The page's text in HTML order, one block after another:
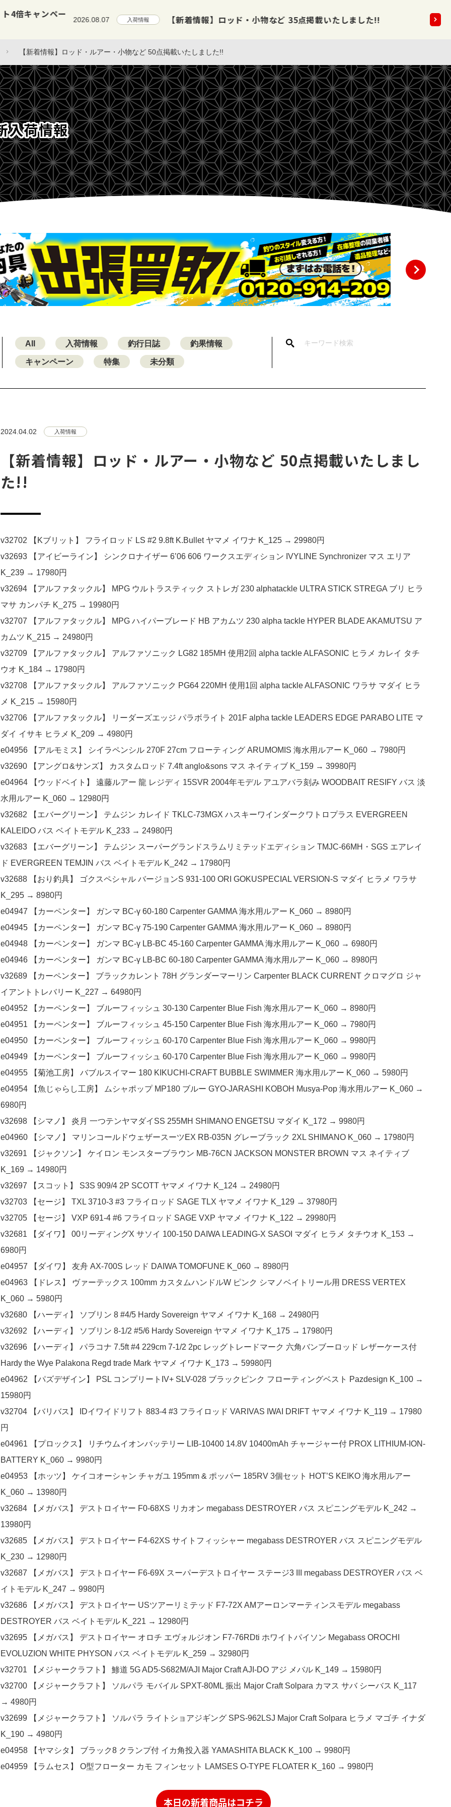
2026.08.07 入荷情報 【新着情報】ロッド・小物など 35点掲載いたしました!!
【新着情報】ロッド・ルアー・小物など 50点掲載いたしました!!
入荷情報
All 入荷情報 釣行日誌 釣果情報
キャンペーン 特集 未分類
2024.04.02 入荷情報
【新着情報】ロッド・ルアー・小物など 50点掲載いたしまし
た!!
v32702 【Kブリット】 フライロッド LS #2 9.8ft K.Bullet ヤマメ イワナ K_125 → 29980円
v32693 【アイビーライン】 シンクロナイザー 6’06 606 ワークスエディション IVYLINE Synchronizer マス エリア
K_239 → 17980円
v32694 【アルファタックル】 MPG ウルトラスティック ストレガ 230 alphatackle ULTRA STICK STREGA ブリ ヒラ
マサ カンパチ K_275 → 19980円
v32707 【アルファタックル】 MPG ハイパーブレード HB アカムツ 230 alpha tackle HYPER BLADE AKAMUTSU ア
カムツ K_215 → 24980円
v32709 【アルファタックル】 アルファソニック LG82 185MH 使用2回 alpha tackle ALFASONIC ヒラメ カレイ タチ
ウオ K_184 → 17980円
v32708 【アルファタックル】 アルファソニック PG64 220MH 使用1回 alpha tackle ALFASONIC ワラサ マダイ ヒラ
メ K_215 → 15980円
v32706 【アルファタックル】 リーダーズエッジ パラボライト 201F alpha tackle LEADERS EDGE PARABO LITE マ
ダイ イサキ ヒラメ K_209 → 4980円
e04956 【アルモミス】 シイラペンシル 270F 27cm フローティング ARUMOMIS 海水用ルアー K_060 → 7980円
v32690 【アングロ&サンズ】 カスタムロッド 7.4ft anglo&sons マス ネイティブ K_159 → 39980円
e04964 【ウッドベイト】 遠藤ルアー 龍 レジディ 15SVR 2004年モデル アユアバラ刻み WOODBAIT RESIFY バス 淡
水用ルアー K_060 → 12980円
v32682 【エバーグリーン】 テムジン カレイド TKLC-73MGX ハスキーワインダークワトロプラス EVERGREEN
KALEIDO バス ベイトモデル K_233 → 24980円
v32683 【エバーグリーン】 テムジン スーパーグランドスラムリミテッドエディション TMJC-66MH・SGS エアレイ
ド EVERGREEN TEMJIN バス ベイトモデル K_242 → 17980円
v32688 【おり釣具】 ゴクスペシャル バージョンS 931-100 ORI GOKUSPECIAL VERSION-S マダイ ヒラメ ワラサ
K_295 → 8980円
e04947 【カーペンター】 ガンマ BC-γ 60-180 Carpenter GAMMA 海水用ルアー K_060 → 8980円
e04945 【カーペンター】 ガンマ BC-γ 75-190 Carpenter GAMMA 海水用ルアー K_060 → 8980円
e04948 【カーペンター】 ガンマ BC-γ LB-BC 45-160 Carpenter GAMMA 海水用ルアー K_060 → 6980円
e04946 【カーペンター】 ガンマ BC-γ LB-BC 60-180 Carpenter GAMMA 海水用ルアー K_060 → 8980円
v32689 【カーペンター】 ブラックカレント 78H グランダーマーリン Carpenter BLACK CURRENT クロマグロ ジャ
イアントトレバリー K_227 → 64980円
e04952 【カーペンター】 ブルーフィッシュ 30-130 Carpenter Blue Fish 海水用ルアー K_060 → 8980円
e04951 【カーペンター】 ブルーフィッシュ 45-150 Carpenter Blue Fish 海水用ルアー K_060 → 7980円
e04950 【カーペンター】 ブルーフィッシュ 60-170 Carpenter Blue Fish 海水用ルアー K_060 → 9980円
e04949 【カーペンター】 ブルーフィッシュ 60-170 Carpenter Blue Fish 海水用ルアー K_060 → 9980円
e04955 【菊池工房】 バブルスイマー 180 KIKUCHI-CRAFT BUBBLE SWIMMER 海水用ルアー K_060 → 5980円
e04954 【魚じゃらし工房】 ムシャポップ MP180 ブルー GYO-JARASHI KOBOH Musya-Pop 海水用ルアー K_060 →
6980円
v32698 【シマノ】 炎月 一つテンヤマダイSS 255MH SHIMANO ENGETSU マダイ K_172 → 9980円
e04960 【シマノ】 マリンコールドウェザースーツEX RB-035N グレーブラック 2XL SHIMANO K_060 → 17980円
v32691 【ジャクソン】 ケイロン モンスターブラウン MB-76CN JACKSON MONSTER BROWN マス ネイティブ
K_169 → 14980円
v32697 【スコット】 S3S 909/4 2P SCOTT ヤマメ イワナ K_124 → 24980円
v32703 【セージ】 TXL 3710-3 #3 フライロッド SAGE TLX ヤマメ イワナ K_129 → 37980円
v32705 【セージ】 VXP 691-4 #6 フライロッド SAGE VXP ヤマメ イワナ K_122 → 29980円
v32681 【ダイワ】 00リーディングX サソイ 100-150 DAIWA LEADING-X SASOI マダイ ヒラメ タチウオ K_153 →
6980円
e04957 【ダイワ】 友舟 AX-700S レッド DAIWA TOMOFUNE K_060 → 8980円
e04963 【ドレス】 ヴァーテックス 100mm カスタムハンドルW ピンク シマノベイトリール用 DRESS VERTEX
K_060 → 5980円
v32680 【ハーディ】 ソブリン 8 #4/5 Hardy Sovereign ヤマメ イワナ K_168 → 24980円
v32692 【ハーディ】 ソブリン 8-1/2 #5/6 Hardy Sovereign ヤマメ イワナ K_175 → 17980円
v32696 【ハーディ】 パラコナ 7.5ft #4 229cm 7-1/2 2pc レッグトレードマーク 六角バンブーロッド レザーケース付
Hardy the Wye Palakona Regd trade Mark ヤマメ イワナ K_173 → 59980円
e04962 【パズデザイン】 PSL コンプリートIV+ SLV-028 ブラックピンク フローティングベスト Pazdesign K_100 →
15980円
v32704 【バリバス】 IDイワイドリフト 883-4 #3 フライロッド VARIVAS IWAI DRIFT ヤマメ イワナ K_119 → 17980
円
e04961 【プロックス】 リチウムイオンバッテリー LIB-10400 14.8V 10400mAh チャージャー付 PROX LITHIUM-ION-
BATTERY K_060 → 9980円
e04953 【ホッツ】 ケイコオーシャン チャガユ 195mm & ポッパー 185RV 3個セット HOT’S KEIKO 海水用ルアー
K_060 → 13980円
v32684 【メガバス】 デストロイヤー F0-68XS リカオン megabass DESTROYER バス スピニングモデル K_242 →
13980円
v32685 【メガバス】 デストロイヤー F4-62XS サイトフィッシャー megabass DESTROYER バス スピニングモデル
K_230 → 12980円
v32687 【メガバス】 デストロイヤー F6-69X スーパーデストロイヤー ステージ3 III megabass DESTROYER バス ベ
イトモデル K_247 → 9980円
v32686 【メガバス】 デストロイヤー USツアーリミテッド F7-72X AMアーロンマーティンスモデル megabass
DESTROYER バス ベイトモデル K_221 → 12980円
v32695 【メガバス】 デストロイヤー オロチ エヴォルジオン F7-76RDti ホワイトパイソン Megabass OROCHI
EVOLUZION WHITE PHYSON バス ベイトモデル K_259 → 32980円
v32701 【メジャークラフト】 鯵道 5G AD5-S682M/AJI Major Craft AJI-DO アジ メバル K_149 → 15980円
v32700 【メジャークラフト】 ソルパラ モバイル SPXT-80ML 振出 Major Craft Solpara カマス サバ シーバス K_117
→ 4980円
v32699 【メジャークラフト】 ソルパラ ライトショアジギング SPS-962LSJ Major Craft Solpara ヒラメ マゴチ イナダ
K_190 → 4980円
e04958 【ヤマシタ】 ブラック8 クランプ付 イカ角投入器 YAMASHITA BLACK K_100 → 9980円
e04959 【ラムセス】 O型フローター カモ フィンセット LAMSES O-TYPE FLOATER K_160 → 9980円
本日の新着商品はコチラ